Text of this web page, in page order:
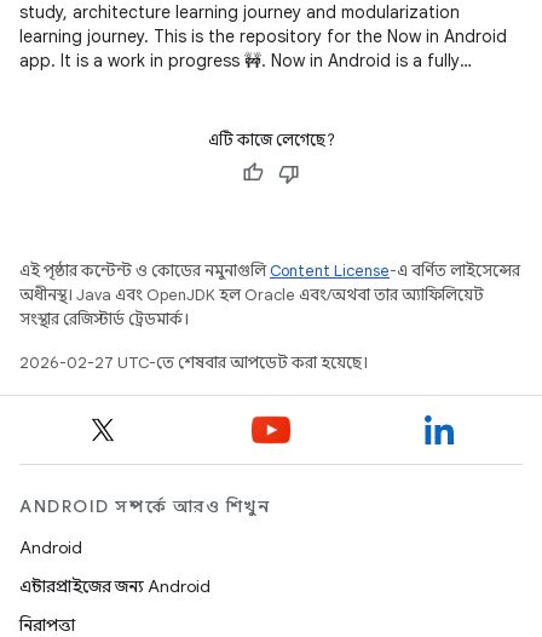
study, architecture learning journey and modularization
learning journey. This is the repository for the Now in Android
app. It is a work in progress 🚧. Now in Android is a fully
এটি কাজে লেগেছে?
এই পৃষ্ঠার কন্টেন্ট ও কোডের নমুনাগুলিContent License-এ বর্ণিত লাইসেন্সের
অধীনস্থ। Java এবং OpenJDK হল Oracle এবং/অথবা তার অ্যাফিলিয়েট
সংস্থার রেজিস্টার্ড ট্রেডমার্ক।
2026-02-27 UTC-তে শেষবার আপডেট করা হয়েছে।
ANDROID সম্পর্কে আরও শিখুন
Android
এন্টারপ্রাইজের জন্য Android
নিরাপত্তা